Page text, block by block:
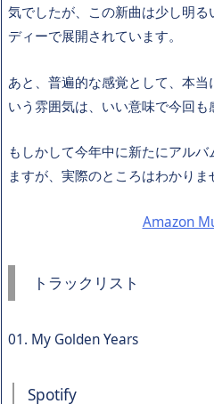
気でしたが、この新曲は少し明
ディーで展開されています。
あと、普遍的な感覚として、本
いう雰囲気は、いい意味で今回も
もしかして今年中に新たにアル
ますが、実際のところはわかりま
Amazon
トラックリスト
01. My Golden Years
Spotify